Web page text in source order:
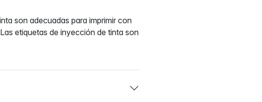
son adecuadas para imprimir con
etiquetas de inyección de tinta son